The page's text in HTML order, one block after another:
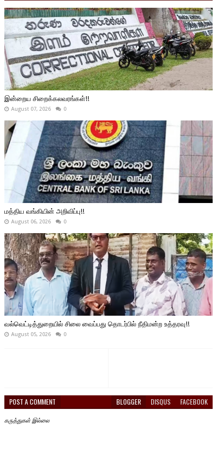
இன்றைய சிறைக்கலவரங்கள்!!
August 07, 2026 0
மத்திய வங்கியின் அறிவிப்பு!!
August 06, 2026 0
வல்வெட்டித்துறையில் சிலை வைப்பது தொடர்பில் நீதிமன்ற உத்தரவு!!
August 05, 2026 0
POST A COMMENT BLOGGER DISQUS FACEBOOK
கருத்துகள் இல்லை